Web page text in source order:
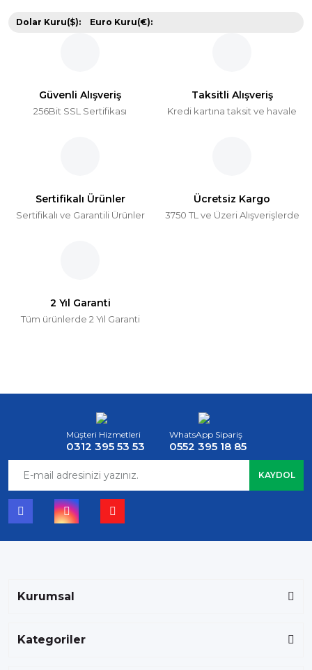
Dolar Kuru($): Euro Kuru(€):
Güvenli Alışveriş
256Bit SSL Sertifikası
Taksitli Alışveriş
Kredi kartına taksit ve havale
Sertifikalı Ürünler
Sertifikalı ve Garantili Ürünler
Ücretsiz Kargo
3750 TL ve Üzeri Alışverişlerde
2 Yıl Garanti
Tüm ürünlerde 2 Yıl Garanti
Müşteri Hizmetleri
0312 395 53 53
WhatsApp Sipariş
0552 395 18 85
KAYDOL
Kurumsal
Kategoriler